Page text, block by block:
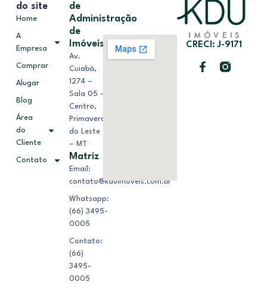
CRECI: J-9171
do site
Home
A
Empresa
Comprar
Alugar
Blog
Área
do
Cliente
Contato
de
Administração
de
Imóveis
Av.
Cuiabá,
1274 –
Sala 05 –
Centro,
Primavera
do Leste
– MT
Matriz
Email:
contato@kduimoveis.com.br
Whatsapp:
(66) 3495-
0005
Contato:
(66)
3495-
0005